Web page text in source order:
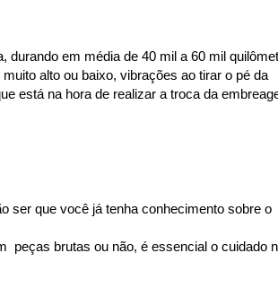
em média de 40 mil a 60 mil
alto ou baixo, vibrações ao tirar o pé da
está na hora de realizar a troca da
ser que você já tenha conhecimento sobre o
peças brutas ou não, é essencial o cuidado